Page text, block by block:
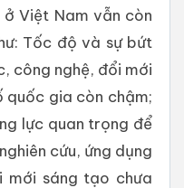
Việt Nam vẫn còn
Tốc độ và sự bứt
công nghệ, đổi mới
quốc gia còn chậm;
lực quan trọng để
cứu, ứng dụng
mới sáng tạo chưa